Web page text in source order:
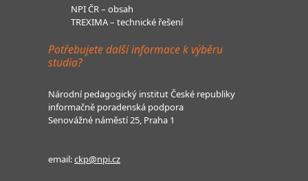
NPI ČR – obsah
TREXIMA – technické řešení
Potřebujete další informace k výběru
studia?
Národní pedagogický institut České republiky
informačně poradenská podpora
Senovážné náměstí 25, Praha 1
email:ckp@npi.cz